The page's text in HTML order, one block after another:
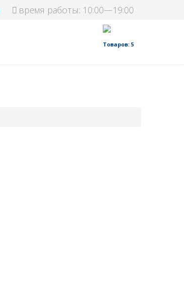
время работы: 10:00—19:00
Товаров: 5